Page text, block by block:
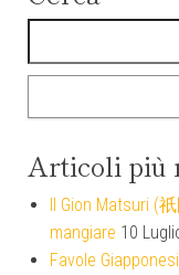
Articoli più
Il Gion Matsuri (
mangiare 10
Favole